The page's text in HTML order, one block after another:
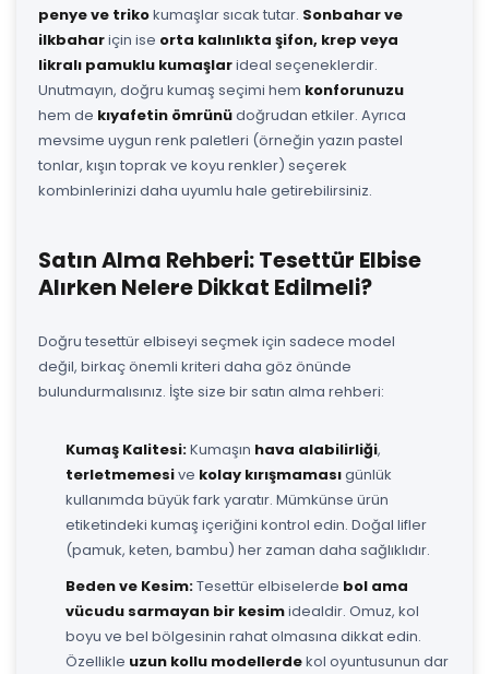
penye ve trikokumaşlar sıcak tutar. Sonbahar ve
ilkbahariçin ise orta kalınlıkta şifon, krep veya
likralı pamuklu kumaşlarideal seçeneklerdir.
Unutmayın, doğru kumaş seçimi hem konforunuzu
hem de kıyafetin ömrünüdoğrudan etkiler. Ayrıca
mevsime uygun renk paletleri (örneğin yazın pastel
tonlar, kışın toprak ve koyu renkler) seçerek
kombinlerinizi daha uyumlu hale getirebilirsiniz.
Satın Alma Rehberi: Tesettür Elbise
Alırken Nelere Dikkat Edilmeli?
Doğru tesettür elbiseyi seçmek için sadece model
değil, birkaç önemli kriteri daha göz önünde
bulundurmalısınız. İşte size bir satın alma rehberi:
Kumaş Kalitesi:Kumaşın hava alabilirliği,
terletmemesive kolay kırışmamasıgünlük
kullanımda büyük fark yaratır. Mümkünse ürün
etiketindeki kumaş içeriğini kontrol edin. Doğal lifler
(pamuk, keten, bambu) her zaman daha sağlıklıdır.
Beden ve Kesim:Tesettür elbiselerde bol ama
vücudu sarmayan bir kesimidealdir. Omuz, kol
boyu ve bel bölgesinin rahat olmasına dikkat edin.
Özellikle uzun kollu modellerdekol oyuntusunun dar